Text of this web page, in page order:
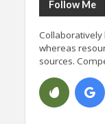
Follow Me
whereas
sources.